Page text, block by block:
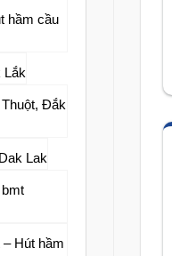
hầm cầu
Lắk
Đắk
Lak
Hút hầm